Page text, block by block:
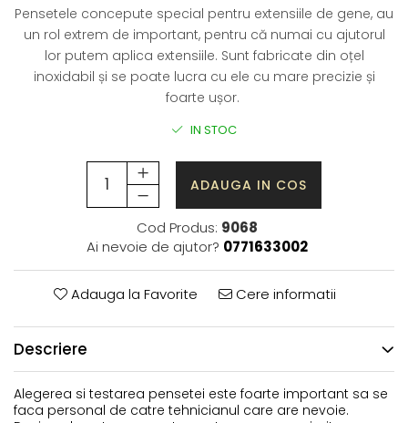
Pensetele concepute special pentru extensiile de gene, au
un rol extrem de important, pentru că numai cu ajutorul
lor putem aplica extensiile. Sunt fabricate din oțel
inoxidabil și se poate lucra cu ele cu mare precizie și
foarte ușor.
IN STOC
ADAUGA IN COS
Cod Produs: 9068
Ai nevoie de ajutor? 0771633002
Adauga la Favorite Cere informatii
Descriere
Alegerea si testarea pensetei este foarte important sa se
faca personal de catre tehnicianul care are nevoie.